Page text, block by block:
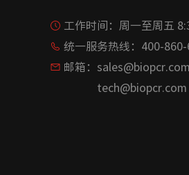
工作时间： 周一至周五
统一服务热线： 400-
邮箱： sales@biopcr.com
tech@biopcr.com